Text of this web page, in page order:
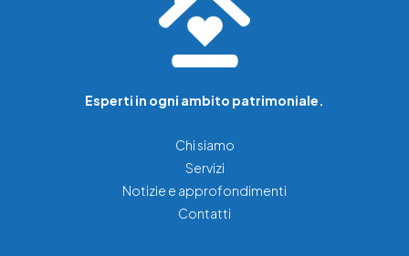
Esperti in ogni ambito patrimoniale.
Chi siamo
Servizi
Notizie e approfondimenti
Contatti